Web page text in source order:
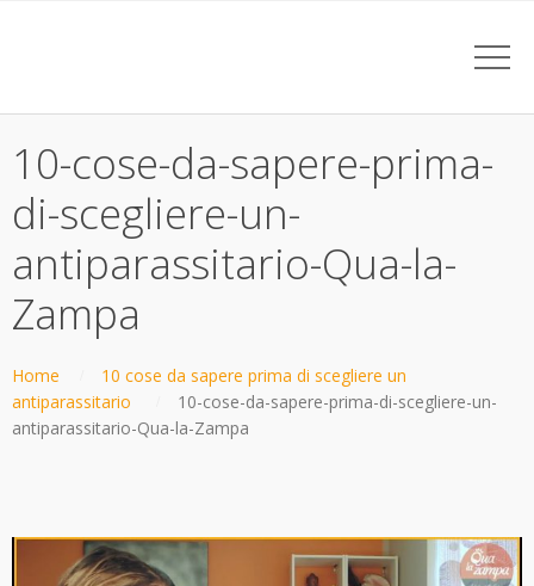
10-cose-da-sapere-prima-
di-scegliere-un-
antiparassitario-Qua-la-
Zampa
Home
10 cose da sapere prima di scegliere un
antiparassitario
10-cose-da-sapere-prima-di-scegliere-un-
antiparassitario-Qua-la-Zampa